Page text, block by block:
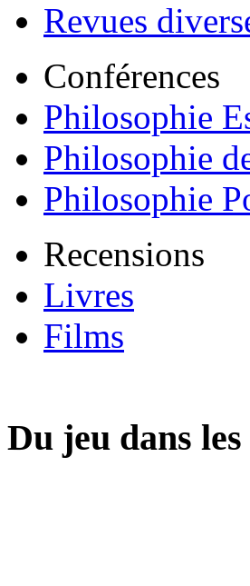
Revues
Conférences
Philosophie
Philosophie
Philosophie
Recensions
Livres
Films
Du jeu dans